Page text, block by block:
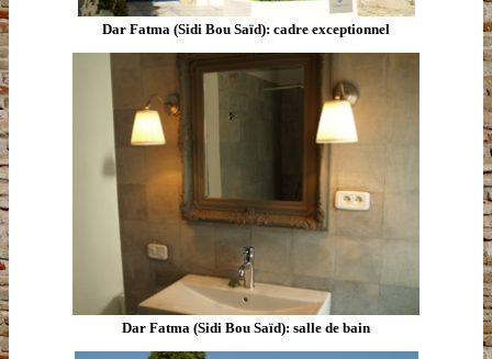
Dar Fatma (Sidi Bou Saïd): cadre exceptionnel
Dar Fatma (Sidi Bou Saïd): salle de bain